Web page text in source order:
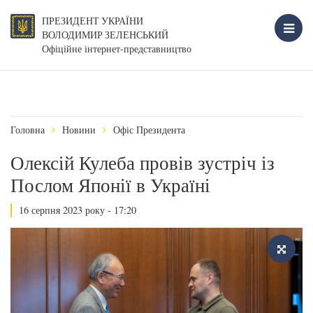
ПРЕЗИДЕНТ УКРАЇНИ
ВОЛОДИМИР ЗЕЛЕНСЬКИЙ
Офіційне інтернет-представництво
Головна Новини Офіс Президента
Олексій Кулеба провів зустріч із
Послом Японії в Україні
16 серпня 2023 року - 17:20